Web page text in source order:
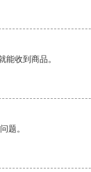
收到商品。
题。